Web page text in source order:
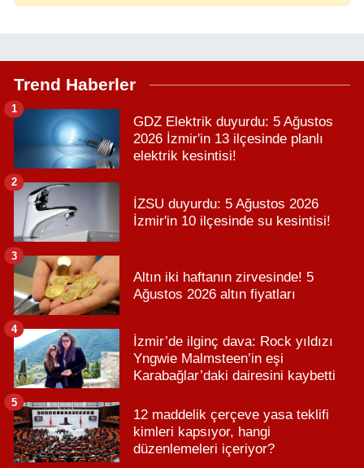
Trend Haberler
GDZ Elektrik duyurdu: 5 Ağustos
2026 İzmir'in 13 ilçesinde planlı
elektrik kesintisi!
1
İZSU duyurdu: 5 Ağustos 2026
İzmir'in 10 ilçesinde su kesintisi!
2
Altın iki haftanın zirvesinde! 5
Ağustos 2026 altın fiyatları
3
İzmir’de ilginç dava: Rock yıldızı
Yngwie Malmsteen’in eşi
Karabağlar’daki dairesini kaybetti
4
12 maddelik çerçeve yasa teklifi
kimleri kapsıyor, hangi
düzenlemeleri içeriyor?
5